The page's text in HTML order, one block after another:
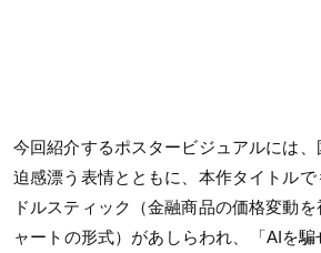
今回紹介するポスタービジュアルには
迫感漂う表情とともに、本作タイトル
ドルスティック（金融商品の価格変動
ャートの形式）があしらわれ、「AIを